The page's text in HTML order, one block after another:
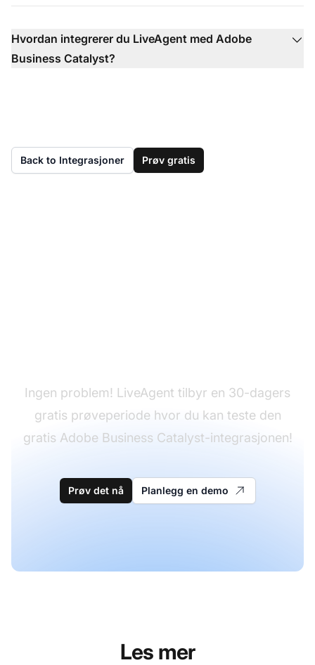
Hvordan integrerer du LiveAgent med Adobe
Business Catalyst?
Back to Integrasjoner Prøv gratis
Ingen problem! LiveAgent tilbyr en 30-dagers
gratis prøveperiode hvor du kan teste den
gratis Adobe Business Catalyst-integrasjonen!
Prøv det nå Planlegg en demo
Les mer